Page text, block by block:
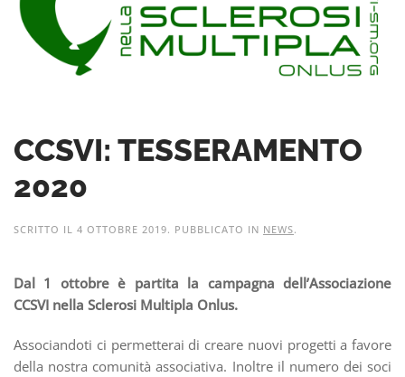
CCSVI: TESSERAMENTO
2020
SCRITTO IL 4 OTTOBRE 2019. PUBBLICATO IN NEWS.
Dal 1 ottobre è partita la campagna dell’Associazione
CCSVI nella Sclerosi Multipla Onlus.
Associandoti ci permetterai di creare nuovi progetti a favore
della nostra comunità associativa. Inoltre il numero dei soci